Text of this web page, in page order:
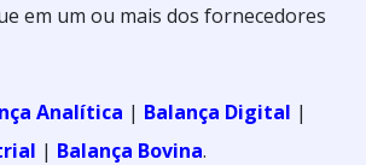
em um ou mais dos fornecedores
Analítica | Balança Digital |
| Balança Bovina.